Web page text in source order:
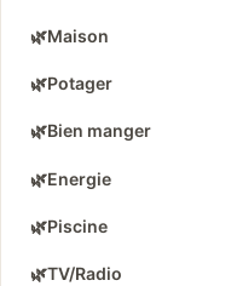
🌿Maison
🌿Potager
🌿Bien manger
🌿Energie
🌿Piscine
🌿TV/Radio